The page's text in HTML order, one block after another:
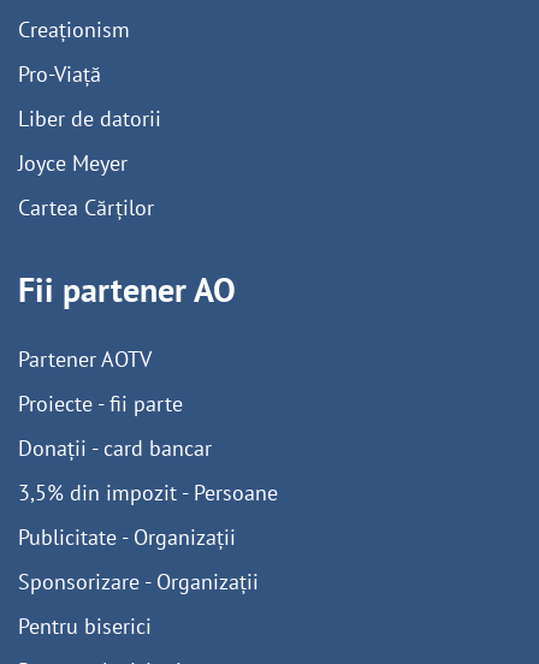
Creaționism
Pro-Viață
Liber de datorii
Joyce Meyer
Cartea Cărților
Fii partener AO
Partener AOTV
Proiecte - fii parte
Donații - card bancar
3,5% din impozit - Persoane
Publicitate - Organizații
Sponsorizare - Organizații
Pentru biserici